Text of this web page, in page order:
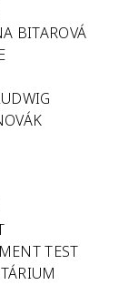
BITAROVÁ
TEST